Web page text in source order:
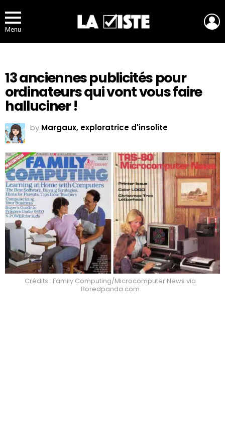
Menu
13 anciennes publicités pour
ordinateurs qui vont vous faire
halluciner !
by Margaux, exploratrice d'insolite
Crédits : Family Computing/Microcomputer News via
Boredpanda.com